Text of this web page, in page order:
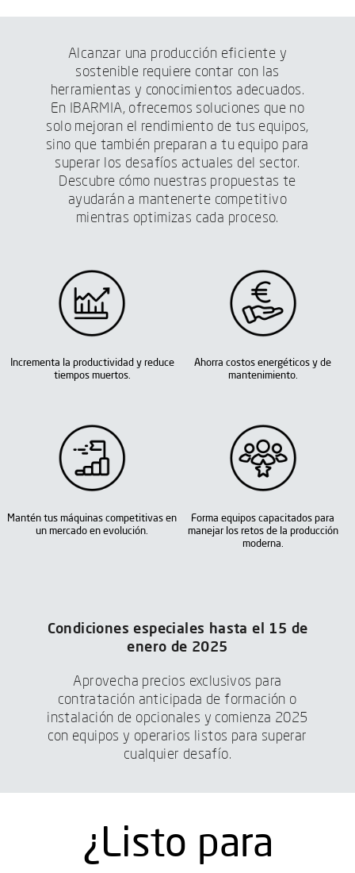
Alcanzar una producción eficiente y
sostenible requiere contar con las
herramientas y conocimientos adecuados.
En IBARMIA, ofrecemos soluciones que no
solo mejoran el rendimiento de tus equipos,
sino que también preparan a tu equipo para
superar los desafíos actuales del sector.
Descubre cómo nuestras propuestas te
ayudarán a mantenerte competitivo
mientras optimizas cada proceso.
Incrementa la productividad y reduce
tiempos muertos.
Ahorra costos energéticos y de
mantenimiento.
Mantén tus máquinas competitivas en
un mercado en evolución.
Forma equipos capacitados para
manejar los retos de la producción
moderna.
Condiciones especiales hasta el 15 de
enero de 2025
Aprovecha precios exclusivos para
contratación anticipada de formación o
instalación de opcionales y comienza 2025
con equipos y operarios listos para superar
cualquier desafío.
¿Listo para